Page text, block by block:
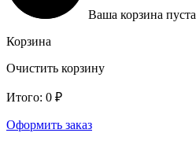
Ваша корзина пуста
Корзина
Очистить корзину
Итого: 0 ₽
Оформить заказ